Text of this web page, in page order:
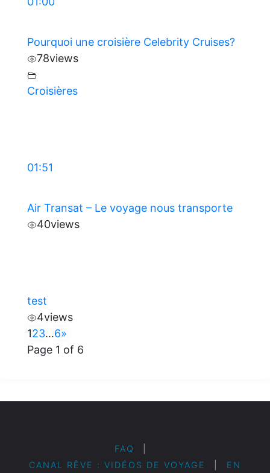
Pourquoi une croisière Celebrity Cruises?
78views
Croisières
01:51
Air Transat – Le voyage nous transporte
40views
test
4views
123…6»
Page 1 of 6
FAQ
CANAL RÊVE : VIDÉOS DE VOYAGE
EN